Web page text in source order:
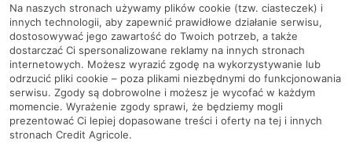
Jeśli szukasz oddziału naszego banku, zapraszamy na
stronęPlacówki i bankomaty, na której znajduje się
wygodna wyszukiwarka.
Alternatywnie, możesz skorzystać z pełnejlisty naszych
oddziałów
Przejdź do pytania
Gdzie znajdę numer kontaktowy do
oddziału banku?
Bank Credit Agricole nie udostępnia ogólnego numeru
telefonu do placówki bankowej.
Polecamy skorzystanie z możliwości wcześniejszego
umówienia się z doradcą w placówce bankowej
Jak umówić się z doradcą na spotkanie?
Jeśli jesteś jużnaszym
Które oddziały banku czynne są dłużej?
Na naszych stronach używamy plików cookie (tzw. ciasteczek) i
innych technologii, aby zapewnić prawidłowe działanie serwisu,
dostosowywać jego zawartość do Twoich potrzeb, a także
dostarczać Ci spersonalizowane reklamy na innych stronach
internetowych. Możesz wyrazić zgodę na wykorzystywanie lub
odrzucić pliki cookie – poza plikami niezbędnymi do funkcjonowania
serwisu. Zgody są dobrowolne i możesz je wycofać w każdym
momencie. Wyrażenie zgody sprawi, że będziemy mogli
prezentować Ci lepiej dopasowane treści i oferty na tej i innych
stronach Credit Agricole.